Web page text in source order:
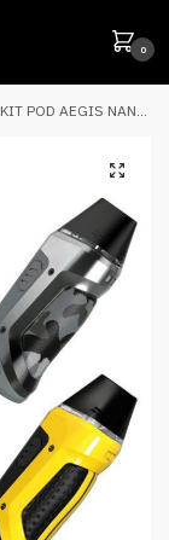
0
KIT POD AEGIS NANO 2ML 30W – GEEK VAPE